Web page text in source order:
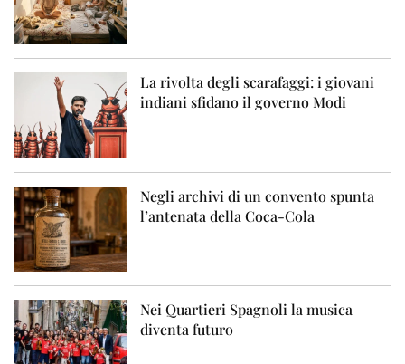
La rivolta degli scarafaggi: i giovani
indiani sfidano il governo Modi
Negli archivi di un convento spunta
l’antenata della Coca-Cola
Nei Quartieri Spagnoli la musica
diventa futuro